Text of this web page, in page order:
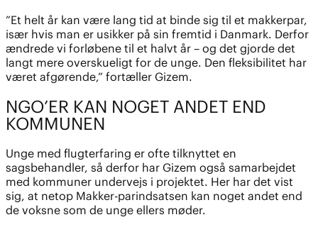
”Et helt år kan være lang tid at binde sig til et makkerpar,
især hvis man er usikker på sin fremtid i Danmark. Derfor
ændrede vi forløbene til et halvt år – og det gjorde det
langt mere overskueligt for de unge. Den fleksibilitet har
været afgørende,” fortæller Gizem.
NGO’ER KAN NOGET ANDET END
KOMMUNEN
Unge med flugterfaring er ofte tilknyttet en
sagsbehandler, så derfor har Gizem også samarbejdet
med kommuner undervejs i projektet. Her har det vist
sig, at netop Makker-parindsatsen kan noget andet end
de voksne som de unge ellers møder.